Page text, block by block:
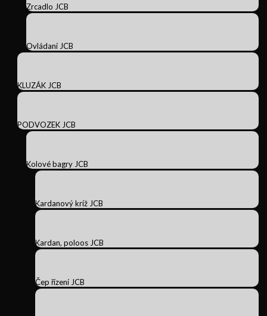
Zrcadlo JCB
Ovládaní JCB
KLUZÁK JCB
PODVOZEK JCB
Kolové bagry JCB
Kardanový kríž JCB
Kardan, poloos JCB
Čep řízení JCB